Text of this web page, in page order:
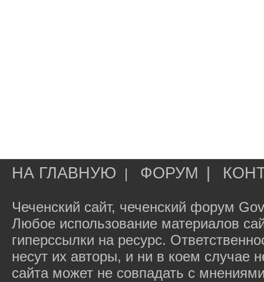
НА ГЛАВНУЮ | ФОРУМ
Чеченский сайт, чеченский форум
Любое использование материалов
гиперссылки на ресурс.
несут их авторы, и ни в коем случае
сайта может не совпадать с